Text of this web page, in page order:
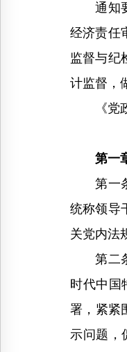
通知要
经济责任
监督与纪
计监督，
《党政
第一
第一条
统称领导
关党内法
第二条
时代中国
署，紧紧
示问题，